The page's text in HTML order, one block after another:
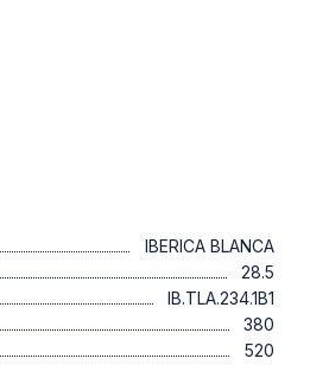
IBERICA BLANCA
28.5
IB.TLA.234.1B1
380
520